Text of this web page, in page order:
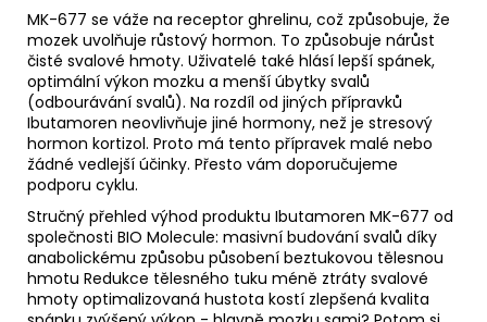
MK-677 se váže na receptor ghrelinu, což způsobuje, že
mozek uvolňuje růstový hormon. To způsobuje nárůst
čisté svalové hmoty. Uživatelé také hlásí lepší spánek,
optimální výkon mozku a menší úbytky svalů
(odbourávání svalů). Na rozdíl od jiných přípravků
Ibutamoren neovlivňuje jiné hormony, než je stresový
hormon kortizol. Proto má tento přípravek malé nebo
žádné vedlejší účinky. Přesto vám doporučujeme
podporu cyklu.
Stručný přehled výhod produktu Ibutamoren MK-677 od
společnosti BIO Molecule: masivní budování svalů díky
anabolickému způsobu působení beztukovou tělesnou
hmotu Redukce tělesného tuku méně ztráty svalové
hmoty optimalizovaná hustota kostí zlepšená kvalita